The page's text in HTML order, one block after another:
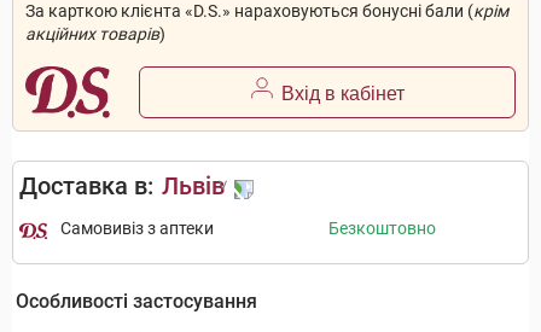
За карткою клієнта «D.S.» нараховуються бонусні бали (крім
акційних товарів)
Вхід в кабінет
Доставка в: Львів
Самовивіз з аптеки Безкоштовно
Особливості застосування